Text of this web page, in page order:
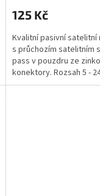
125 Kč
Kvalitní pasivní
s průchozím satelitním
pass v pouzdru ze
konektory. Rozsah 5 -
SAT, 3...